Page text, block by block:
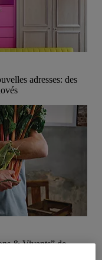
adresses: des
& Vivants” de
et la gastronomie.